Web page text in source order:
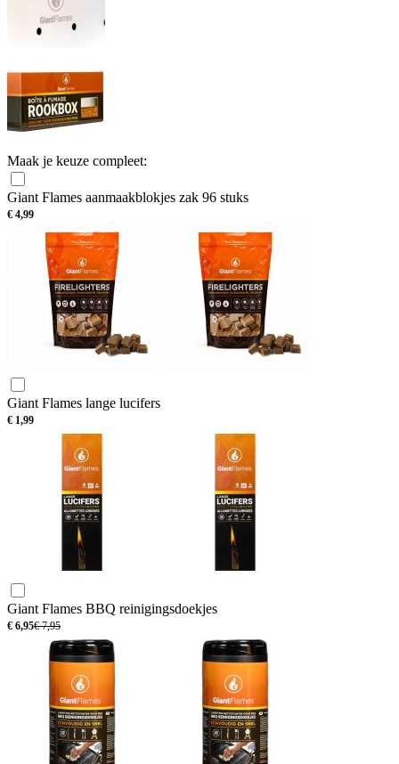
Maak je keuze compleet:
Giant Flames aanmaakblokjes zak 96 stuks
€ 4,99
Giant Flames lange lucifers
€ 1,99
Giant Flames BBQ reinigingsdoekjes
€ 6,95€7,95